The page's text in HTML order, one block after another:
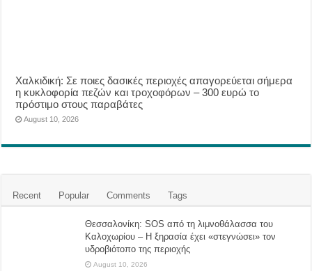
Χαλκιδική: Σε ποιες δασικές περιοχές απαγορεύεται σήμερα
η κυκλοφορία πεζών και τροχοφόρων – 300 ευρώ το
πρόστιμο στους παραβάτες
August 10, 2026
Recent Popular Comments Tags
Θεσσαλονίκη: SOS από τη λιμνοθάλασσα του
Καλοχωρίου – Η ξηρασία έχει «στεγνώσει» τον
υδροβιότοπο της περιοχής
August 10, 2026